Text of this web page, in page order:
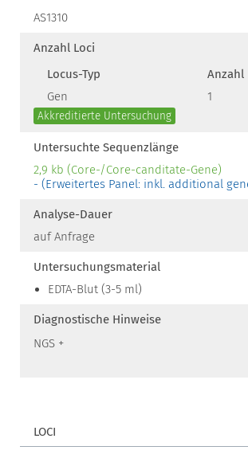
AS1310
Anzahl Loci
Locus-Typ
Anzahl
Gen
1
Akkreditierte Untersuchung
Untersuchte Sequenzlänge
2,9 kb (Core-/Core-canditate-Gene)
- (Erweitertes Panel: inkl. additional
Analyse-Dauer
auf Anfrage
Untersuchungsmaterial
EDTA-Blut (3-5 ml)
Diagnostische Hinweise
NGS +
LOCI